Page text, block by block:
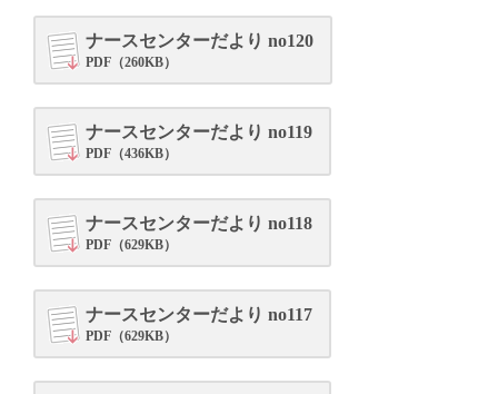
ナースセンターだより no120
PDF（260KB）
ナースセンターだより no119
PDF（436KB）
ナースセンターだより no118
PDF（629KB）
ナースセンターだより no117
PDF（629KB）